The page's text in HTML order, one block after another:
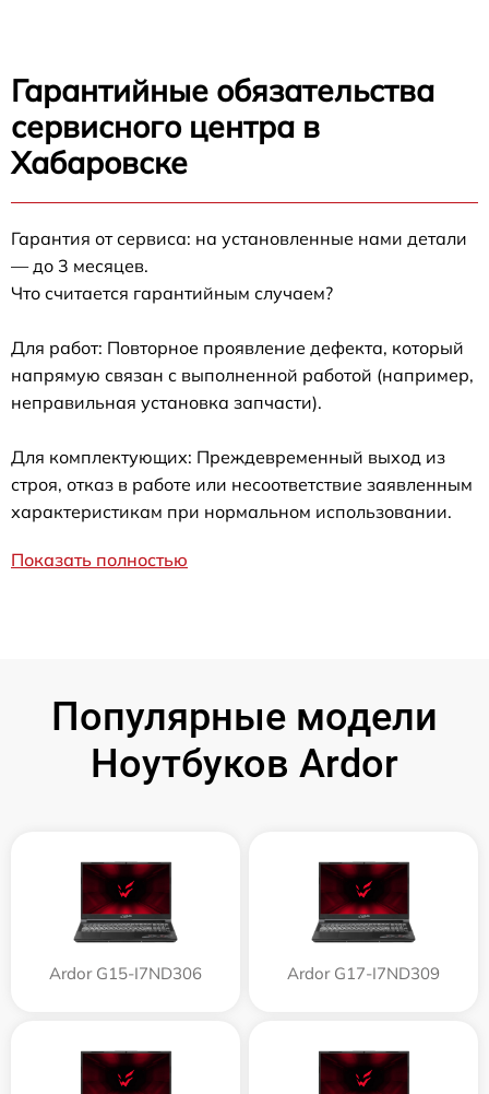
Гарантийные обязательства
сервисного центра в
Хабаровске
Гарантия от сервиса: на установленные нами детали
— до 3 месяцев.
Что считается гарантийным случаем?
Для работ: Повторное проявление дефекта, который
напрямую связан с выполненной работой (например,
неправильная установка запчасти).
Для комплектующих: Преждевременный выход из
строя, отказ в работе или несоответствие заявленным
характеристикам при нормальном использовании.
Показать полностью
Популярные модели
Ноутбуков Ardor
Ardor G15-I7ND306 Ardor G17-I7ND309